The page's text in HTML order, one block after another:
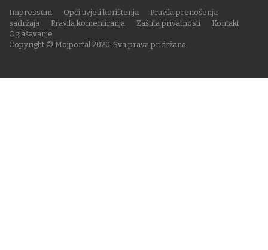
Copyright © Mojportal 2020. Sva prava pridržana.
Impressum Opći uvjeti korištenja
Pravila prenošenja
sadržaja
Pravila komentiranja Zaštita privatnosti
Kontakt
Oglašavanje